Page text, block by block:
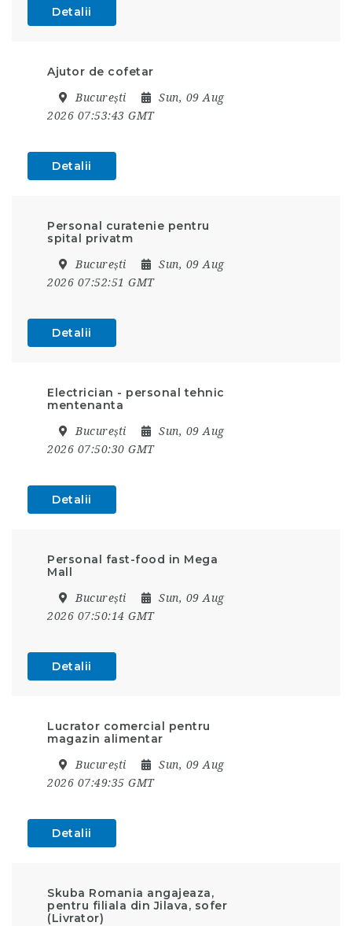
Detalii
Ajutor de cofetar
București
Sun, 09 Aug
2026 07:53:43 GMT
Detalii
Personal curatenie pentru
spital privatm
București
Sun, 09 Aug
2026 07:52:51 GMT
Detalii
Electrician - personal tehnic
mentenanta
București
Sun, 09 Aug
2026 07:50:30 GMT
Detalii
Personal fast-food in Mega
Mall
București
Sun, 09 Aug
2026 07:50:14 GMT
Detalii
Lucrator comercial pentru
magazin alimentar
București
Sun, 09 Aug
2026 07:49:35 GMT
Detalii
Skuba Romania angajeaza,
pentru filiala din Jilava, sofer
(Livrator)